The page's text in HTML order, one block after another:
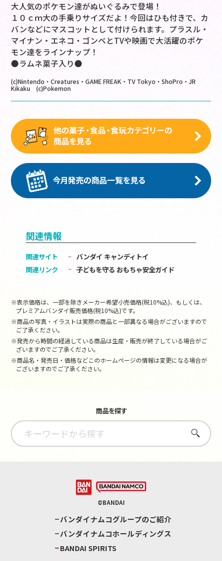
大人気のポケモン達がぬいぐるみで登場！
１０ｃｍ大の手乗りサイズだよ！今回はひも付きで、カ
バンなどにマスコットとして付けられます。プラスル・
マイナン・エネコ・ゴンベとTVや映画で大活躍のポケ
モン達をラインナップ！
●ラムネ菓子入り●
(c)Nintendo・Creatures・GAME FREAK・TV Tokyo・ShoPro・JR
Kikaku (c)Pokemon
関連情報
関連サイト
バンダイ キャンディトイ
関連リンク
子どもを守る おもちゃ安全ガイド
※表示価格は、一部を除きメーカー希望小売価格(税10%込)、もしくは、
プレミアムバンダイ販売価格(税10%込)です。
※商品の写真・イラストは実際の商品と一部異なる場合がございますので
ご了承ください。
※発売から時間の経過している商品は生産・販売が終了している場合がご
ざいますのでご了承ください。
※商品名・発売日・価格などこのホームページの情報は変更になる場合が
ございますのでご了承ください。
商品を探す
さがす
©BANDAI
バンダイナムコグループのご紹介
バンダイナムコホールディングス
BANDAI SPIRITS